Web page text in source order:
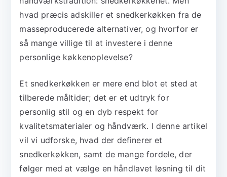
hvad præcis adskiller et snedkerkøkken fra de
masseproducerede alternativer, og hvorfor er
så mange villige til at investere i denne
personlige køkkenoplevelse?
Et snedkerkøkken er mere end blot et sted at
tilberede måltider; det er et udtryk for
personlig stil og en dyb respekt for
kvalitetsmaterialer og håndværk. I denne artikel
vil vi udforske, hvad der definerer et
snedkerkøkken, samt de mange fordele, der
følger med at vælge en håndlavet løsning til dit